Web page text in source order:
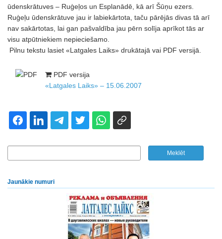
ūdenskrātuves – Ruģeļos un Esplanādē, kā arī Šūņu ezers.
Ruģeļu ūdenskrātuve jau ir labiekārtota, taču pārējās divas tā arī
nav sakārtotas, lai gan pašvaldība jau pērn solīja aprīkot tās ar
visu atpūtniekiem nepieciešamo.
Pilnu tekstu lasiet «Latgales Laiks» drukātajā vai PDF versijā.
PDF versija
«Latgales Laiks» – 15.06.2007
Jaunākie numuri